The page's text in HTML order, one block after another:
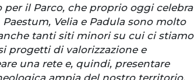
il Parco, che proprio oggi celebra
Velia e Padula sono molto
tanti siti minori su cui ci stiamo
progetti di valorizzazione e
una rete e, quindi, presentare
ampia del nostro territorio,